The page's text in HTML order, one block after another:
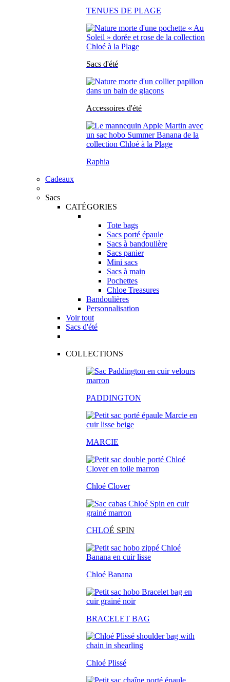
TENUES DE PLAGE
Sacs d'été
Accessoires d'été
Raphia
Cadeaux
Sacs
CATÉGORIES
Tote bags
Sacs porté épaule
Sacs à bandoulière
Sacs panier
Mini sacs
Sacs à main
Pochettes
Chloe Treasures
Bandoulières
Personnalisation
Voir tout
Sacs d'été
COLLECTIONS
PADDINGTON
MARCIE
Chloé Clover
CHLOÉ SPIN
Chloé Banana
BRACELET BAG
Chloé Plissé